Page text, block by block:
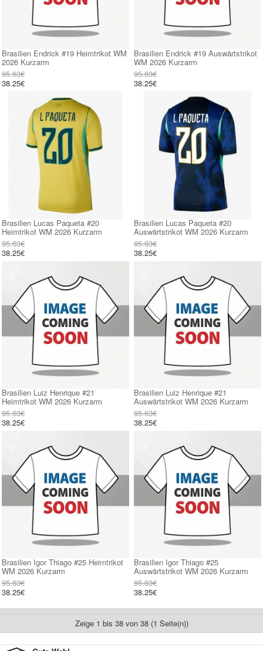
Brasilien Endrick #19 Heimtrikot WM
2026 Kurzarm
95.63€
38.25€
Brasilien Endrick #19 Auswärtstrikot
WM 2026 Kurzarm
95.63€
38.25€
Brasilien Lucas Paqueta #20
Heimtrikot WM 2026 Kurzarm
95.63€
38.25€
Brasilien Lucas Paqueta #20
Auswärtstrikot WM 2026 Kurzarm
95.63€
38.25€
Brasilien Luiz Henrique #21
Heimtrikot WM 2026 Kurzarm
95.63€
38.25€
Brasilien Luiz Henrique #21
Auswärtstrikot WM 2026 Kurzarm
95.63€
38.25€
Brasilien Igor Thiago #25 Heimtrikot
WM 2026 Kurzarm
95.63€
38.25€
Brasilien Igor Thiago #25
Auswärtstrikot WM 2026 Kurzarm
95.63€
38.25€
Zeige 1 bis 38 von 38 (1 Seite(n))